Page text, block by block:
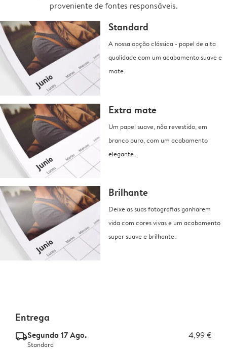
proveniente de fontes responsáveis.
Standard
A nossa opção clássica - papel de alta
qualidade com um acabamento suave e
mate.
Extra mate
Um papel suave, não revestido, em
branco puro, com um acabamento
elegante.
Brilhante
Deixe as suas fotografias ganharem
vida com cores vivas e um acabamento
super suave e brilhante.
Entrega
delivery_standard_v2Segunda 17 Ago. 4,99 €
Standard